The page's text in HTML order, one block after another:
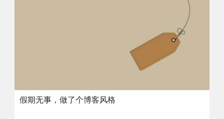
假期无事，做了个博客风格